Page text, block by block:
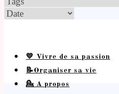
💛 Vivre de sa passion
📝Organiser sa vie
💁 A propos